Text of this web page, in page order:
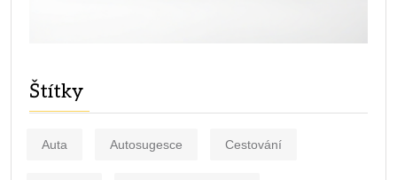
Štítky
Auta Autosugesce Cestování